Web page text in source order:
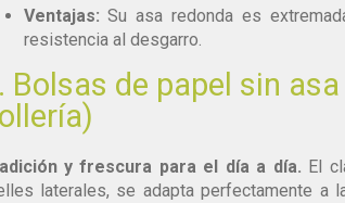
Ventajas: Su asa redonda es
resistencia al desgarro.
Bolsas de papel sin
y frescura para el día a día. El
laterales, se adapta perfectamente a